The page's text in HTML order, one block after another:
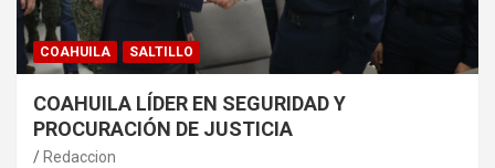
COAHUILA SALTILLO
COAHUILA LÍDER EN SEGURIDAD Y
PROCURACIÓN DE JUSTICIA
Redaccion